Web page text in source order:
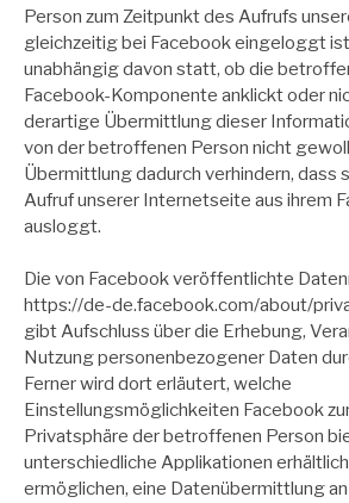
Person zum Zeitpunkt des Aufrufs
gleichzeitig bei Facebook eingeloggt
unabhängig davon statt, ob die
Facebook-Komponente anklickt oder
derartige Übermittlung dieser
von der betroffenen Person nicht
Übermittlung dadurch verhindern, dass
Aufruf unserer Internetseite aus ihrem
ausloggt.
Die von Facebook veröffentlichte
https://de-de.facebook.com/about/
gibt Aufschluss über die Erhebung,
Nutzung personenbezogener Daten
Ferner wird dort erläutert, welche
Einstellungsmöglichkeiten Facebook
Privatsphäre der betroffenen Person
unterschiedliche Applikationen
ermöglichen, eine Datenübermittlung